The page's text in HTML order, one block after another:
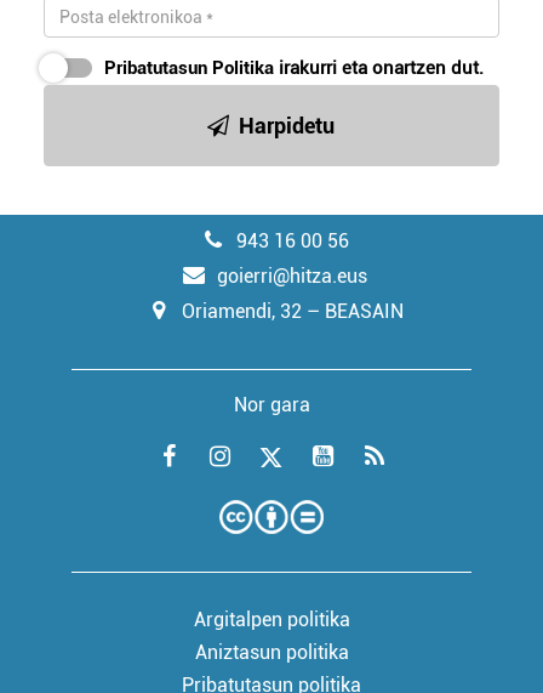
Pribatutasun Politika irakurri eta onartzen dut.
Harpidetu
943 16 00 56
goierri@hitza.eus
Oriamendi, 32 – BEASAIN
Nor gara
Argitalpen politika
Aniztasun politika
Pribatutasun politika